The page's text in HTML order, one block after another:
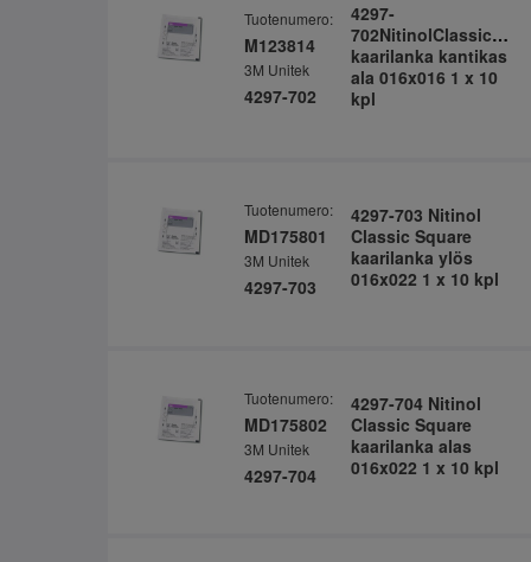
Tuotenumero:
M123814
3M Unitek
4297-702
4297-
kaarilanka kantikas
ala 016x016 1 x 10
kpl
Tuotenumero:
MD175801
3M Unitek
4297-703
4297-703 Nitinol
Classic Square
kaarilanka ylös
016x022 1 x 10 kpl
Tuotenumero:
MD175802
3M Unitek
4297-704
4297-704 Nitinol
Classic Square
kaarilanka alas
016x022 1 x 10 kpl